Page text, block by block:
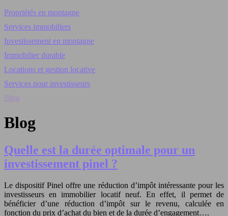
Propriétés en montagne
Services immobiliers
Investissement en montagne
Immobilier durable
Locations et gestion locative
Services pour investisseurs
Blog
Blog
Quelle est la durée optimale pour un
investissement pinel ?
Le dispositif Pinel offre une réduction d’impôt intéressante pour les
investisseurs en immobilier locatif neuf. En effet, il permet de
bénéficier d’une réduction d’impôt sur le revenu, calculée en
fonction du prix d’achat du bien et de la durée d’engagement….